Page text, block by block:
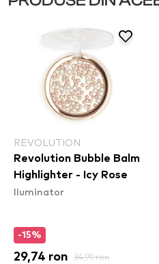
REVOLUTION
Revolution Bubble Balm
Highlighter - Icy Rose
Iluminator
-15%
29,74 ron 34,99 ron